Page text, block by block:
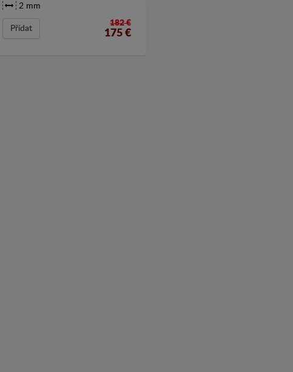
2 mm
Přídat
182 €
175€